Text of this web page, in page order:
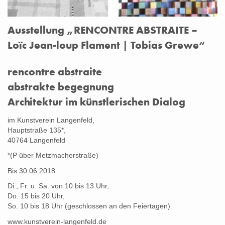
Recontre Abstraite Ausstellung 2018
Ausstellung „RENCONTRE ABSTRAITE –
Loïc Jean-loup Flament | Tobias Grewe“
rencontre abstraite
abstrakte begegnung
Architektur im künstlerischen Dialog
im Kunstverein Langenfeld,
Hauptstraße 135*,
40764 Langenfeld
*(P über Metzmacherstraße)
Bis 30.06.2018
Di., Fr. u. Sa. von 10 bis 13 Uhr,
Do. 15 bis 20 Uhr,
So. 10 bis 18 Uhr (geschlossen an den Feiertagen)
www.kunstverein-langenfeld.de